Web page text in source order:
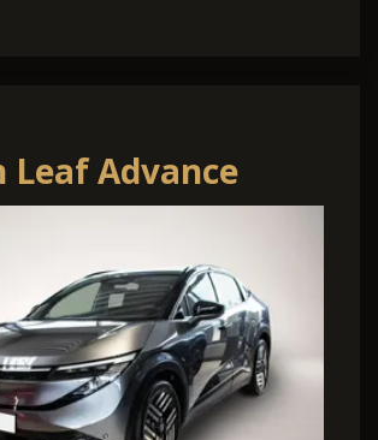
Leaf Advance
2FL
Glasdach ''n